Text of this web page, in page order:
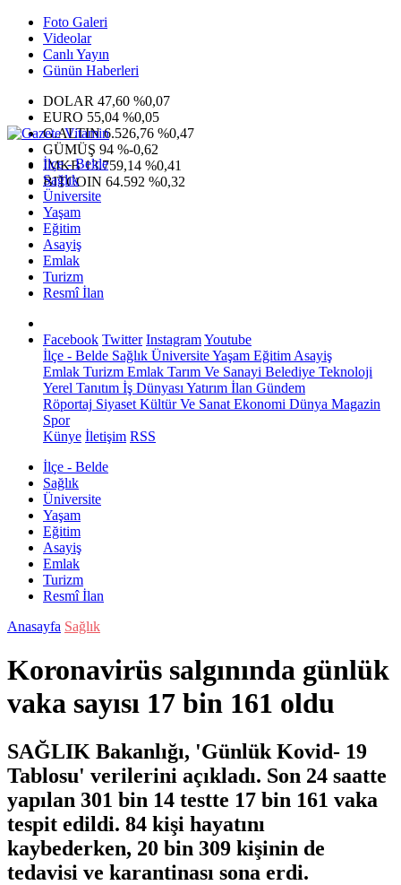
Foto Galeri
Videolar
Canlı Yayın
Günün Haberleri
DOLAR 47,60 %0,07
EURO 55,04 %0,05
G.ALTIN6.526,76 %0,47
GÜMÜŞ 94 %-0,62
IMKB13.759,14 %0,41
BITCOIN 64.592 %0,32
İlçe - Belde
Sağlık
Üniversite
Yaşam
Eğitim
Asayiş
Emlak
Turizm
Resmî İlan
Facebook Twitter InstagramYoutube
İlçe - Belde Sağlık ÜniversiteYaşam Eğitim Asayiş
Emlak Turizm Emlak Tarım Ve Sanayi Belediye Teknoloji
Yerel Tanıtım İş Dünyası Yatırım İlan Gündem
Röportaj Siyaset Kültür Ve Sanat Ekonomi Dünya Magazin
Spor
Künye İletişim RSS
İlçe - Belde
Sağlık
Üniversite
Yaşam
Eğitim
Asayiş
Emlak
Turizm
Resmî İlan
Anasayfa Sağlık
Koronavirüs salgınında günlük
vaka sayısı 17 bin 161 oldu
SAĞLIK Bakanlığı, 'Günlük Kovid- 19
Tablosu' verilerini açıkladı. Son 24 saatte
yapılan 301 bin 14 testte 17 bin 161 vaka
tespit edildi. 84 kişi hayatını
kaybederken, 20 bin 309 kişinin de
tedavisi ve karantinası sona erdi.